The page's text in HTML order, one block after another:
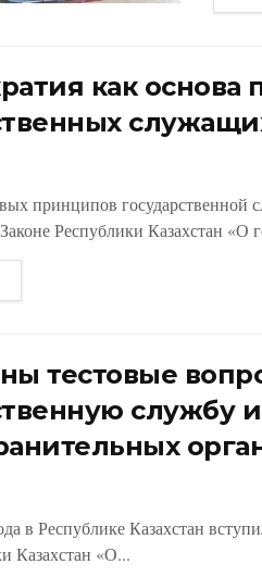
как
принципов государственной
Республики Казахстан «О
тестовые
службу
в Республике Казахстан
Казахстан «О...